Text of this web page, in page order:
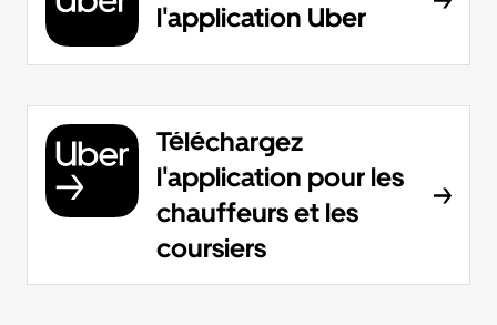
l'application Uber
Téléchargez
l'application pour les
chauffeurs et les
coursiers